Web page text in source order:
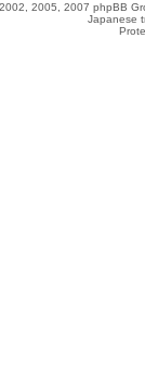
2005, 2007 phpBB
Japanese